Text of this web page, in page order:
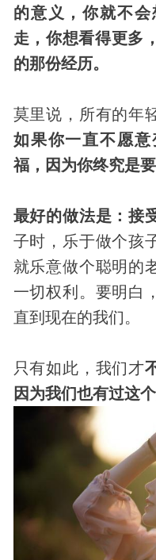
的意义，你就不
走，你想看得更多
的那份经历。
莫里说，所有的年
如果你一直不愿
福，因为你终究是要
最好的做法是：接
子时，乐于做个孩
就乐意做个聪明的
一切权利。要明白
直到现在的我们。
只有如此，我们才
因为我们也有过这个